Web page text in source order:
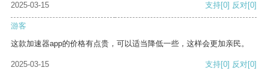
2025-03-15 支持[0] 反对[0]
游客
这款加速器app的价格有点贵，可以适当降低一些，这样会更加亲民。
2025-03-15 支持[0] 反对[0]